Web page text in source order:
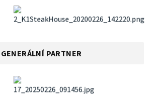
GENERÁLNÍ PARTNER